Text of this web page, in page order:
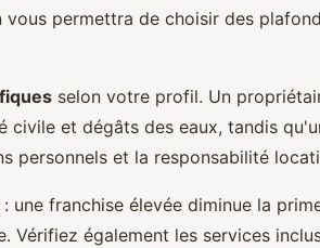
permettra de choisir des
selon votre profil. Un
civile et dégâts des eaux, tandis
personnels et la responsabilité
une franchise élevée diminue la
Vérifiez également les services